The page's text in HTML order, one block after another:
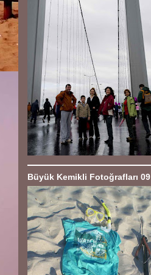
Büyük Kemikli Fotoğrafları 09